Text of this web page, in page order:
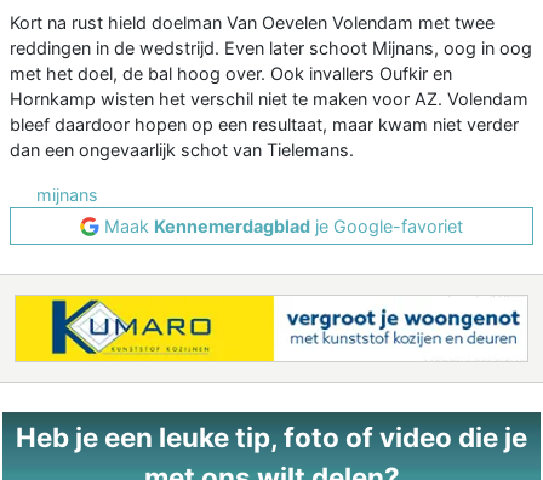
Kort na rust hield doelman Van Oevelen Volendam met twee
reddingen in de wedstrijd. Even later schoot Mijnans, oog in oog
met het doel, de bal hoog over. Ook invallers Oufkir en
Hornkamp wisten het verschil niet te maken voor AZ. Volendam
bleef daardoor hopen op een resultaat, maar kwam niet verder
dan een ongevaarlijk schot van Tielemans.
mijnans
Maak Kennemerdagblad je Google-favoriet
Heb je een leuke tip, foto of video die je